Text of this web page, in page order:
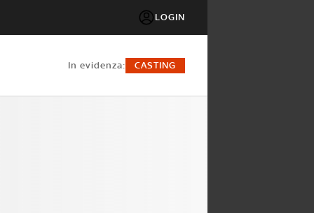
LOGIN
in evidenza: CASTING